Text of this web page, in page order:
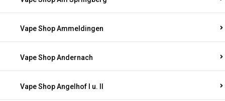
Vape Shop Ammeldingen
Vape Shop Andernach
Vape Shop Angelhof I u. II